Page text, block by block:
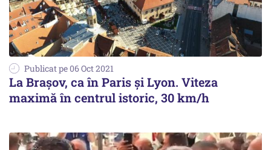
Publicat pe 06 Oct 2021
La Braşov, ca în Paris şi Lyon. Viteza
maximă în centrul istoric, 30 km/h